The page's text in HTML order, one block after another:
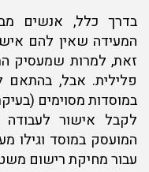
בדרך כלל, אנשים
המעידה שאין להם
זאת, למרות שמעסיק
פלילית. אבל, בהתאם
במוסדות מסוימים
לקבל אישור
עבור מחיקת רישום